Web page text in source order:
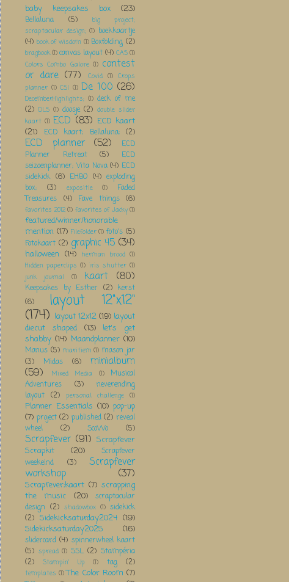
baby keepsakes box (23)
Bellaluna (5)
big project;
scraptacular design; (1) boekkaartje
(4) book of wisdom (1) Boxfolding (2)
bragbook(1)canvas layout (4) CAS(1)
Colors Combo Galore (1) contest
or dare (77) Covid (1) Crops
planner (1) CSI (1) De 100 (26)
DecemberHighlights; (1) deck of me
(2) DLS (1) doosje (2) double slider
kaart (1) ECD (83) ECD kaart
(21)
ECD kaart; Bellaluna; (2)
ECD planner (52)
ECD
Planner Retreat
(5)
ECD
seizoenplanner; Vita Nova (4) ECD
sidekick (6) EHBO (4) exploding
box;
(3) expositie (1)
Faded
Treasures
(4) Fave things (6)
favorites 2012 (1) favorites of Jacky (1)
featured/winner/honorable
mention (17) Filefolder (1) foto's (5)
Fotokaart (2) graphic 45 (34)
halloween (14) herman brood (1)
Hidden paperclips (1) iris shutter (1)
junk journal
(1) kaart (80)
Keepsakes by Esther (2) kerst
(6)
layout 12"x12"
(174) layout 12x12 (19) layout
diecut shaped
(13)
let's get
shabby (14) Maandplanner (10)
Manus (5) maritiem (1) mason jar
(3)
Midas (6) minialbum
(59) Mixed Media (1)
Musical
Adventures
(3)
neverending
layout (2) personal challenge (1)
Planner Essentials (10) pop-up
(7) project (2) published (2) reveal
wheel
(2) ScoWo (5)
Scrapfever (91) Scrapfever
Scrapkit
(20)
Scrapfever
weekeind
(3) Scrapfever
workshop (37)
Scrapfever;kaart (7) scrapping
the music
(20)
scraptacular
design (2) shadowbox (1) sidekick
(2) Sidekicksaturday2024 (19)
Sidekicksaturday2025
(16)
slidercard (4) spinnerwheel kaart
(5) spread (1) SSL (2) Stampéria
(2)
Stampin' Up (1) tag (2)
templates (1) The Color Room (7)